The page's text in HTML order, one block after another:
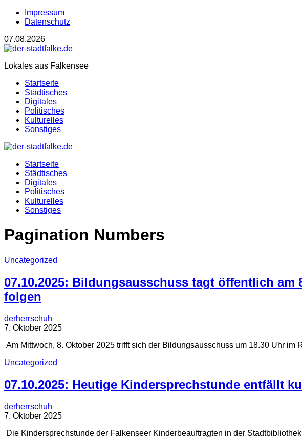
Impressum
Datenschutz
07.08.2026
Lokales aus Falkensee
Startseite
Städtisches
Digitales
Politisches
Kulturelles
Sonstiges
Startseite
Städtisches
Digitales
Politisches
Kulturelles
Sonstiges
Pagination Numbers
Uncategorized
07.10.2025: Bildungsausschuss tagt öffentlich am
folgen
derherrschuh
7. Oktober 2025
Am Mittwoch, 8. Oktober 2025 trifft sich der Bildungsausschuss um 18.30 Uhr im
Uncategorized
07.10.2025: Heutige Kindersprechstunde entfällt
derherrschuh
7. Oktober 2025
Die Kindersprechstunde der Falkenseer Kinderbeauftragten in der